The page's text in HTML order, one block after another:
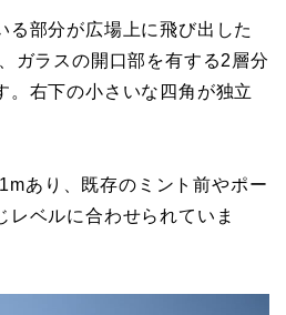
る部分が広場上に飛び出した
ガラスの開口部を有する2層分
。右下の小さいな四角が独立
あり、既存のミント前やポー
レベルに合わせられていま